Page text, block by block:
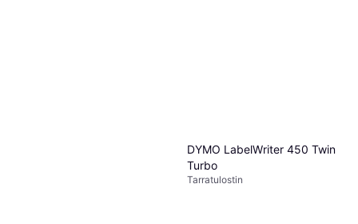
DYMO LabelWriter 450 Twin
Turbo
Tarra­tulostin